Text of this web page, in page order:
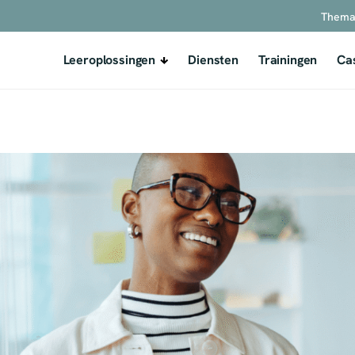
Leeroplossingen Diensten Trainingen